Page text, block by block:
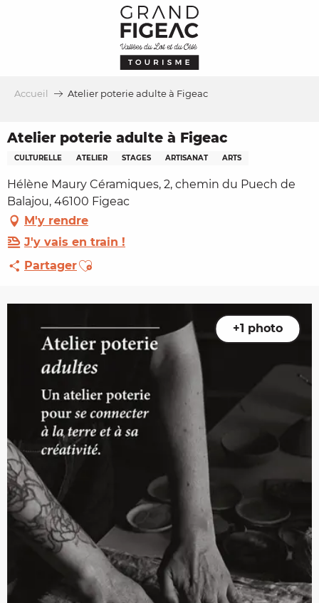
Accueil Atelier poterie adulte à Figeac
Atelier poterie adulte à Figeac
CULTURELLE ATELIER STAGES ARTISANAT ARTS
Hélène Maury Céramiques, 2, chemin du Puech de
Balajou, 46100 Figeac
M'y rendre
J'y vais en train !
PartagerAjouter aux favoris
+1 photo